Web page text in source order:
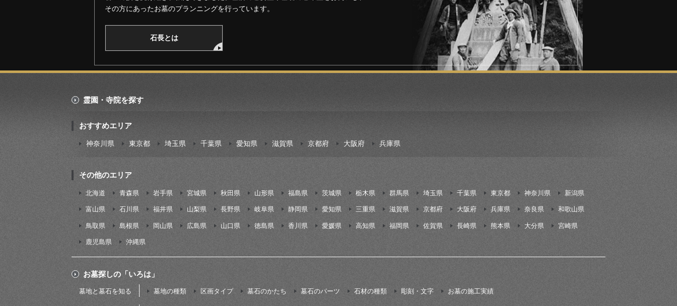
その方にあったお墓のプランニングを行っています。
石長とは
霊園・寺院を探す
おすすめエリア
神奈川県 東京都 埼玉県 千葉県 愛知県 滋賀県 京都府 大阪府 兵庫県
その他のエリア
北海道 青森県 岩手県 宮城県 秋田県 山形県 福島県 茨城県 栃木県 群馬県 埼玉県 千葉県 東京都 神奈川県 新潟県
富山県 石川県 福井県 山梨県 長野県 岐阜県 静岡県 愛知県 三重県 滋賀県 京都府 大阪府 兵庫県 奈良県 和歌山県
鳥取県 島根県 岡山県 広島県 山口県 徳島県 香川県 愛媛県 高知県 福岡県 佐賀県 長崎県 熊本県 大分県 宮崎県
鹿児島県 沖縄県
お墓探しの「いろは」
墓地と墓石を知る 墓地の種類 区画タイプ 墓石のかたち 墓石のパーツ 石材の種類 彫刻・文字 お墓の施工実績